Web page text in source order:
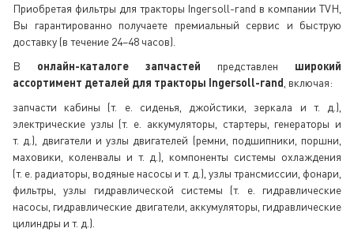
Приобретая фильтры для тракторы Ingersoll-rand в компании TVH,
Вы гарантированно получаете премиальный сервис и быструю
доставку (в течение 24–48 часов).
В онлайн-каталоге запчастей представлен широкий
ассортимент деталей для тракторы Ingersoll-rand , включая:
запчасти кабины (т. е. сиденья, джойстики, зеркала и т. д.),
электрические узлы (т. е. аккумуляторы, стартеры, генераторы и
т. д.), двигатели и узлы двигателей (ремни, подшипники, поршни,
маховики, коленвалы и т. д.), компоненты системы охлаждения
(т. е. радиаторы, водяные насосы и т. д.), узлы трансмиссии, фонари,
фильтры, узлы гидравлической системы (т. е. гидравлические
насосы, гидравлические двигатели, аккумуляторы, гидравлические
цилиндры и т. д.).